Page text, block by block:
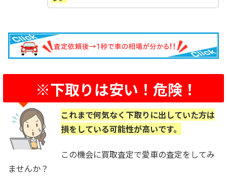
※下取りは安い！危険！
これまで何気なく下取りに出していた方は
損をしている可能性が高いです。
この機会に買取査定で愛車の査定をしてみ
ませんか？